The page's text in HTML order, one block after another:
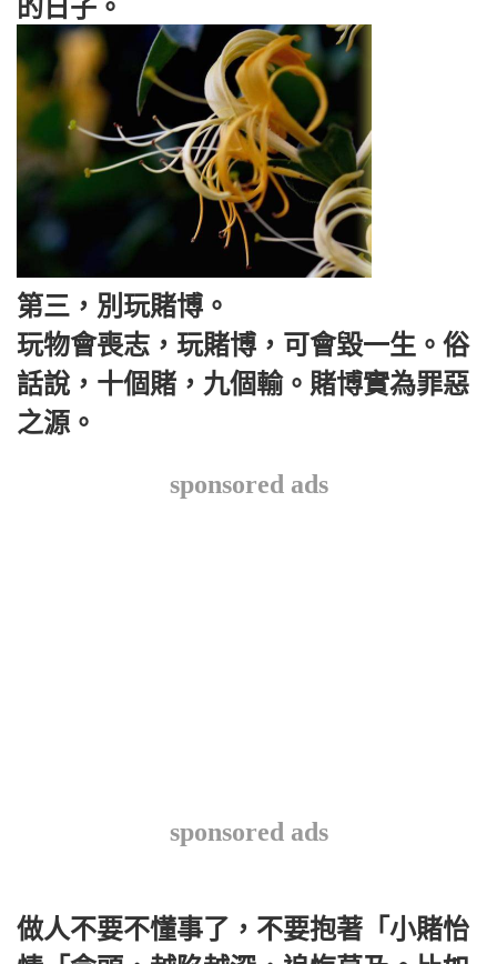
的日子。
第三，別玩賭博。
玩物會喪志，玩賭博，可會毀一生。俗
話說，十個賭，九個輸。賭博實為罪惡
之源。
sponsored ads
sponsored ads
做人不要不懂事了，不要抱著「小賭怡